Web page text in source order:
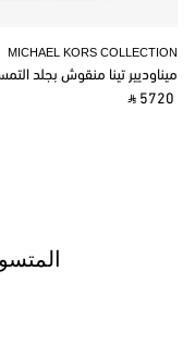
MICHAEL KORS COLLECTION
ميناوديير تينا منقوش بجلد
‎ ⃁ 5720 ‎